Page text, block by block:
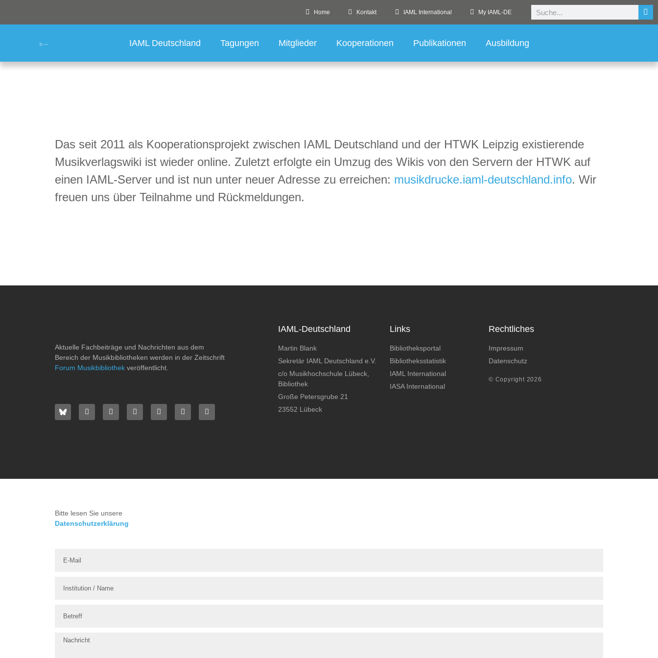
Home Kontakt IAML International My IAML-DE
IAML Deutschland Tagungen Mitglieder Kooperationen Publikationen Ausbildung
Das seit 2011 als Kooperationsprojekt zwischen IAML Deutschland und der HTWK Leipzig existierende
Musikverlagswiki ist wieder online. Zuletzt erfolgte ein Umzug des Wikis von den Servern der HTWK auf
einen IAML-Server und ist nun unter neuer Adresse zu erreichen: musikdrucke.iaml-deutschland.info. Wir
freuen uns über Teilnahme und Rückmeldungen.
Aktuelle Fachbeiträge und Nachrichten aus dem
Bereich der Musikbibliotheken werden in der Zeitschrift
Forum Musikbibliothek veröffentlicht.
IAML-Deutschland
Martin Blank
Sekretär IAML Deutschland e.V.
c/o Musikhochschule Lübeck,
Bibliothek
Große Petersgrube 21
23552 Lübeck
Links
Bibliotheksportal
Bibliotheksstatistik
IAML International
IASA International
Rechtliches
Impressum
Datenschutz
© Copyright 2026
Bitte lesen Sie unsere
Datenschutzerklärung